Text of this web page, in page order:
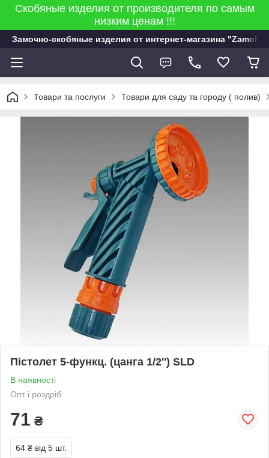
Скобяные изделия от производителя по самым
низким ценам !!!
Замочно-скобяные изделия от интернет-магазина "Zamok
Товари та послуги Товари для саду та городу ( полив)
Пістолет 5-функц. (цанга 1/2'') SLD
В наявності
Опт і роздріб
71 ₴
64 ₴ від 5 шт.